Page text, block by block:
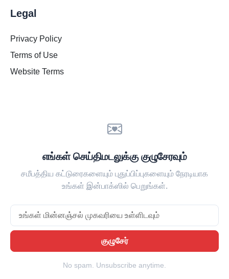
Legal
Privacy Policy
Terms of Use
Website Terms
எங்கள் செய்திமடலுக்கு குழுசேரவும்
சமீபத்திய கட்டுரைகளையும் புதுப்பிப்புகளையும் நேரடியாக
உங்கள் இன்பாக்ஸில் பெறுங்கள்.
Email
குழுசேர்
No spam. Unsubscribe anytime.